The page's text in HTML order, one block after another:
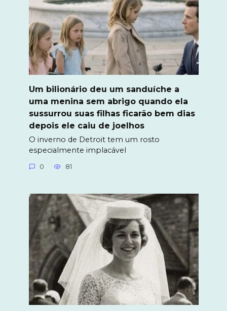
Um bilionário deu um sanduíche a
uma menina sem abrigo quando ela
sussurrou suas filhas ficarão bem dias
depois ele caiu de joelhos
O inverno de Detroit tem um rosto
especialmente implacável
0 81